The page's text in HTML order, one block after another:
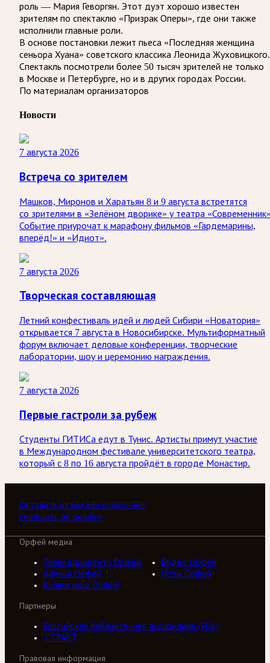
роль — Мария Геворгян. Этот дуэт хорошо известен
зрителям по спектаклю «Призрак Оперы», где они также
исполнили главные роли.
В основе постановки лежит пьеса «Последняя женщина
сеньора Хуана» советского классика Леонида Жуховицкого.
Спектакль посмотрели более 50 тысяч зрителей не только
в Москве и Петербурге, но и в других городах России.
По материалам организаторов
Новости
7 августа 2026
Встреча со зрителем
Машков, Миронов и Харатьян 8 и 9 августа встретятся
со зрителями в «Зелёном дворике» у театра
Событие приурочат к марафону фильмов «Гардемарины,
вперёд!» и «Идиот».
7 августа 2026
Творческая составляющая
Летний конфестиваль идей и людей Сибири «Новатория»
открывается 7 августа в Новосибирске. Мультиформатный
форум включает деловые конференции, творческие
лаборатории, шоу и церемонию награждения.
7 августа 2026
Первые гастроли за рубеж
Студенты ГИТИСа едут в Тунис. Артисты примут участие
в Международном фестивале университетского театра,
который с 8 по 16 августа пройдёт в городе Монастир.
Оставить отзыв или пожелание
Сообщить об ошибке
Орфей медиа
Телерадиоцентр Орфей
Видео Орфей
Афиша Орфей
Ноты Орфей
Коллективы Орфей
Партнеры
Российская библиотечная ассоциация (РБА)
///ТРАКТ
Правовая информация